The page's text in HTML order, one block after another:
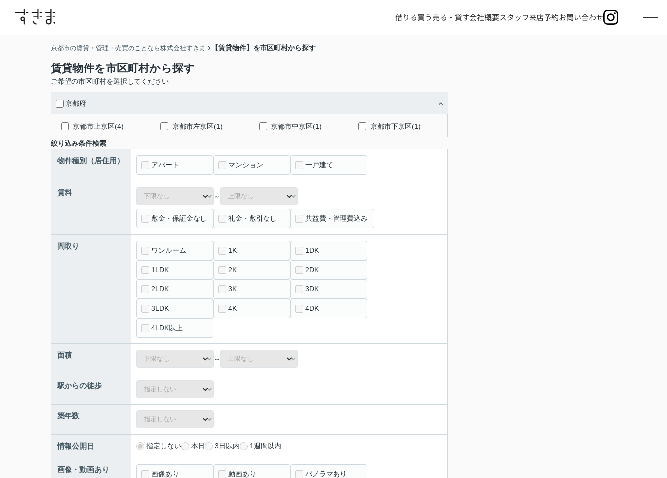
借りる買う売る・貸す会社概要スタッフ来店予約お問い合わせ
京都市の賃貸・管理・売買のことなら株式会社すきま 【賃貸物件】を市区町村から探す
賃貸物件を市区町村から探す
ご希望の市区町村を選択してください
京都府
京都市上京区(4) 京都市左京区(1) 京都市中京区(1) 京都市下京区(1)
絞り込み条件検索
物件種別（居住用） アパート マンション 一戸建て
賃料 ～
敷金・保証金なし 礼金・敷引なし 共益費・管理費込み
間取り ワンルーム 1K 1DK
1LDK 2K 2DK
2LDK 3K 3DK
3LDK 4K 4DK
4LDK以上
面積 ～
駅からの徒歩
築年数
情報公開日 指定しない 本日 3日以内 1週間以内
画像・動画あり 画像あり 動画あり パノラマあり